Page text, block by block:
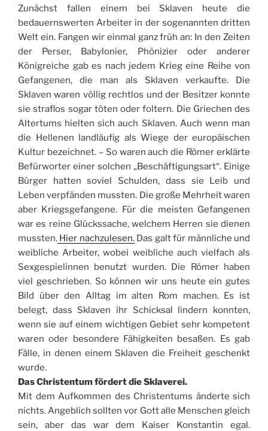
Zunächst fallen einem bei Sklaven heute die
bedauernswerten Arbeiter in der sogenannten dritten
Welt ein. Fangen wir einmal ganz früh an: In den Zeiten
der Perser, Babylonier, Phönizier oder anderer
Königreiche gab es nach jedem Krieg eine Reihe von
Gefangenen, die man als Sklaven verkaufte. Die
Sklaven waren völlig rechtlos und der Besitzer konnte
sie straflos sogar töten oder foltern. Die Griechen des
Altertums hielten sich auch Sklaven. Auch wenn man
die Hellenen landläufig als Wiege der europäischen
Kultur bezeichnet. – So waren auch die Römer erklärte
Befürworter einer solchen „Beschäftigungsart“. Einige
Bürger hatten soviel Schulden, dass sie Leib und
Leben verpfänden mussten. Die große Mehrheit waren
aber Kriegsgefangene. Für die meisten Gefangenen
war es reine Glückssache, welchem Herren sie dienen
mussten. Hier nachzulesen.Das galt für männliche und
weibliche Arbeiter, wobei weibliche auch vielfach als
Sexgespielinnen benutzt wurden. Die Römer haben
viel geschrieben. So können wir uns heute ein gutes
Bild über den Alltag im alten Rom machen. Es ist
belegt, dass Sklaven ihr Schicksal lindern konnten,
wenn sie auf einem wichtigen Gebiet sehr kompetent
waren oder besondere Fähigkeiten besaßen. Es gab
Fälle, in denen einem Sklaven die Freiheit geschenkt
wurde.
Das Christentum fördert die Sklaverei.
Mit dem Aufkommen des Christentums änderte sich
nichts. Angeblich sollten vor Gott alle Menschen gleich
sein, aber das war dem Kaiser Konstantin egal.